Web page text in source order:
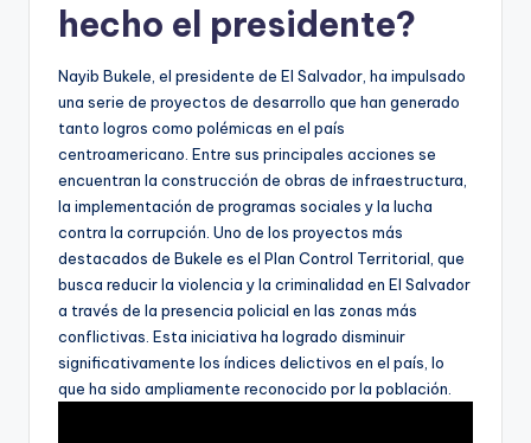
hecho el presidente?
Nayib Bukele, el presidente de El Salvador, ha impulsado
una serie de proyectos de desarrollo que han generado
tanto logros como polémicas en el país
centroamericano. Entre sus principales acciones se
encuentran la construcción de obras de infraestructura,
la implementación de programas sociales y la lucha
contra la corrupción. Uno de los proyectos más
destacados de Bukele es el Plan Control Territorial, que
busca reducir la violencia y la criminalidad en El Salvador
a través de la presencia policial en las zonas más
conflictivas. Esta iniciativa ha logrado disminuir
significativamente los índices delictivos en el país, lo
que ha sido ampliamente reconocido por la población.